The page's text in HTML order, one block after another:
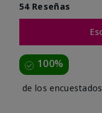
54 Reseñas
100%
de los